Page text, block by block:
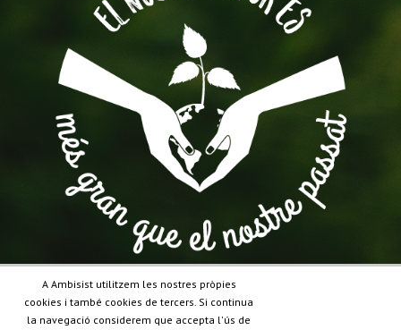
A Ambisist utilitzem les nostres pròpies
cookies i també cookies de tercers. Si continua
la navegació considerem que accepta l'ús de